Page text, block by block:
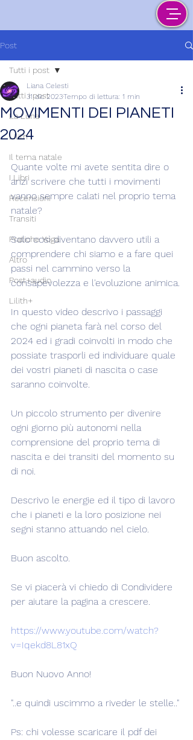
Post
Tutti i post
La Luna
Lilith
Il tema natale
I Libri
Recensioni
Transiti
Pratiche Yoga
Altro
Post+audio
Lilith+
Tutti i post
MOVIMENTI DEI PIANETI
2024
Liana Celesti
31 dic 2023Tempo di lettura: 1 min
Quante volte mi avete sentita dire o
anzi scrivere che tutti i movimenti
vanno sempre calati nel proprio tema
natale?
Solo così diventano davvero utili a
comprendere chi siamo e a fare quei
passi nel cammino verso la
consapevolezza e l'evoluzione animica.
In questo video descrivo i passaggi
che ogni pianeta farà nel corso del
2024 ed i gradi coinvolti in modo che
possiate trasporli ed individuare quale
dei vostri pianeti di nascita o case
saranno coinvolte.
Un piccolo strumento per divenire
ogni giorno più autonomi nella
comprensione del proprio tema di
nascita e dei transiti del momento su
di noi.
Descrivo le energie ed il tipo di lavoro
che i pianeti e la loro posizione nei
segni stanno attuando nel cielo.
Buon ascolto.
Se vi piacerà vi chiedo di Condividere
per aiutare la pagina a crescere.
https://www.youtube.com/watch?
v=Iqekd8L81xQ
Buon Nuovo Anno!
"..e quindi uscimmo a riveder le stelle.."
Ps: chi volesse scaricare il pdf dei